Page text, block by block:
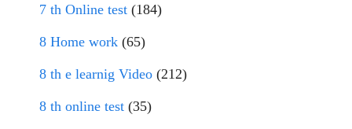
7 th Online test (184)
8 Home work (65)
8 th e learnig Video (212)
8 th online test (35)